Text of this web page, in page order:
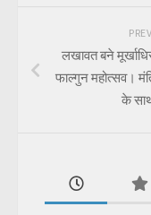
लखावत बने
फाल्गुन महोत्सव।
के